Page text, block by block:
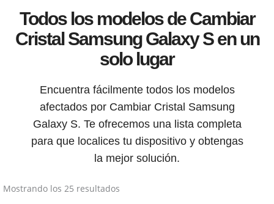
Todos los modelos de Cambiar
Cristal Samsung Galaxy S en un
solo lugar
Encuentra fácilmente todos los modelos
afectados por Cambiar Cristal Samsung
Galaxy S. Te ofrecemos una lista completa
para que localices tu dispositivo y obtengas
la mejor solución.
Mostrando los 25 resultados